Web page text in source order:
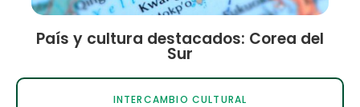
País y cultura destacados: Corea del
Sur
INTERCAMBIO CULTURAL